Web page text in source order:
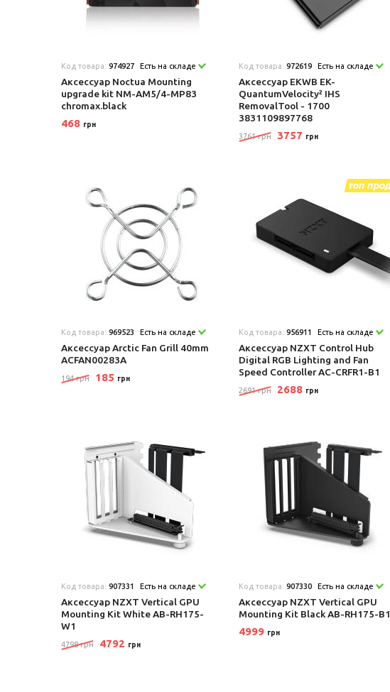
Код товара: 974927 Есть на складе
Аксеcсуар Noctua Mounting
upgrade kit NM-AM5/4-MP83
chromax.black
468 грн
Код товара: 972619 Есть на складе
Аксеcсуар EKWB EK-
QuantumVelocity² IHS
RemovalTool - 1700
3831109897768
3761 грн 3757 грн
Код товара: 969523 Есть на складе
Аксеcсуар Arctic Fan Grill 40mm
ACFAN00283A
194 грн 185 грн
Код товара: 956911 Есть на складе
Аксеcсуар NZXT Control Hub
Digital RGB Lighting and Fan
Speed Controller AC-CRFR1-B1
2691 грн 2688 грн
Код товара: 907331 Есть на складе
Аксеcсуар NZXT Vertical GPU
Mounting Kit White AB-RH175-
W1
4798 грн 4792 грн
Код товара: 907330 Есть на складе
Аксеcсуар NZXT Vertical GPU
Mounting Kit Black AB-RH175-B1
4999 грн